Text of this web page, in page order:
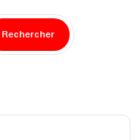
Rechercher